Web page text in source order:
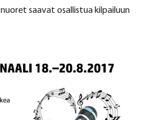
saavat osallistua kilpailuun